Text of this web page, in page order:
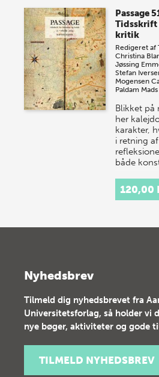
Passage
kritik
Redigeret af
Christina
Jøssing
Stefan
Mogensen
Paldam
Blikket på
her
karakter,
i retning
både
120,00
Nyhedsbrev
Tilmeld dig nyhedsbrevet fra
Universitetsforlag, så holder vi
nye bøger, aktiviteter og gode
TILMELD NYHEDSBREV